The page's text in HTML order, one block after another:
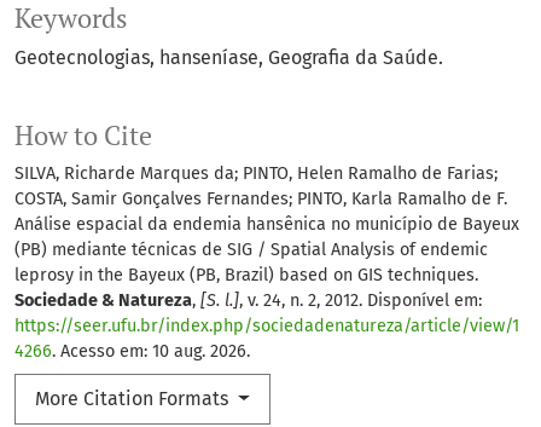
Keywords
Geotecnologias hanseníase Geografia da Saúde.
How to Cite
SILVA, Richarde Marques da; PINTO, Helen Ramalho de Farias;
COSTA, Samir Gonçalves Fernandes; PINTO, Karla Ramalho de F.
Análise espacial da endemia hansênica no município de Bayeux
(PB) mediante técnicas de SIG / Spatial Analysis of endemic
leprosy in the Bayeux (PB, Brazil) based on GIS techniques.
Sociedade & Natureza, [S. l.], v. 24, n. 2, 2012. Disponível em:
https://seer.ufu.br/index.php/sociedadenatureza/article/view/1
4266. Acesso em: 10 aug. 2026.
More Citation Formats